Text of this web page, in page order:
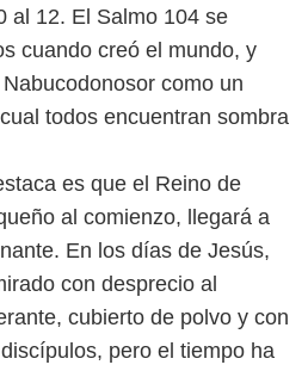
al 12. El Salmo 104 se
cuando creó el mundo, y
como un
todos encuentran sombra
es que el Reino de
al comienzo, llegará a
En los días de Jesús,
con desprecio al
cubierto de polvo y con
pero el tiempo ha